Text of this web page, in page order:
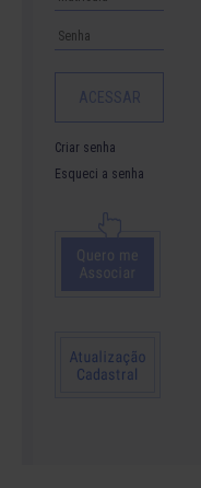
Criar senha
Esqueci a senha